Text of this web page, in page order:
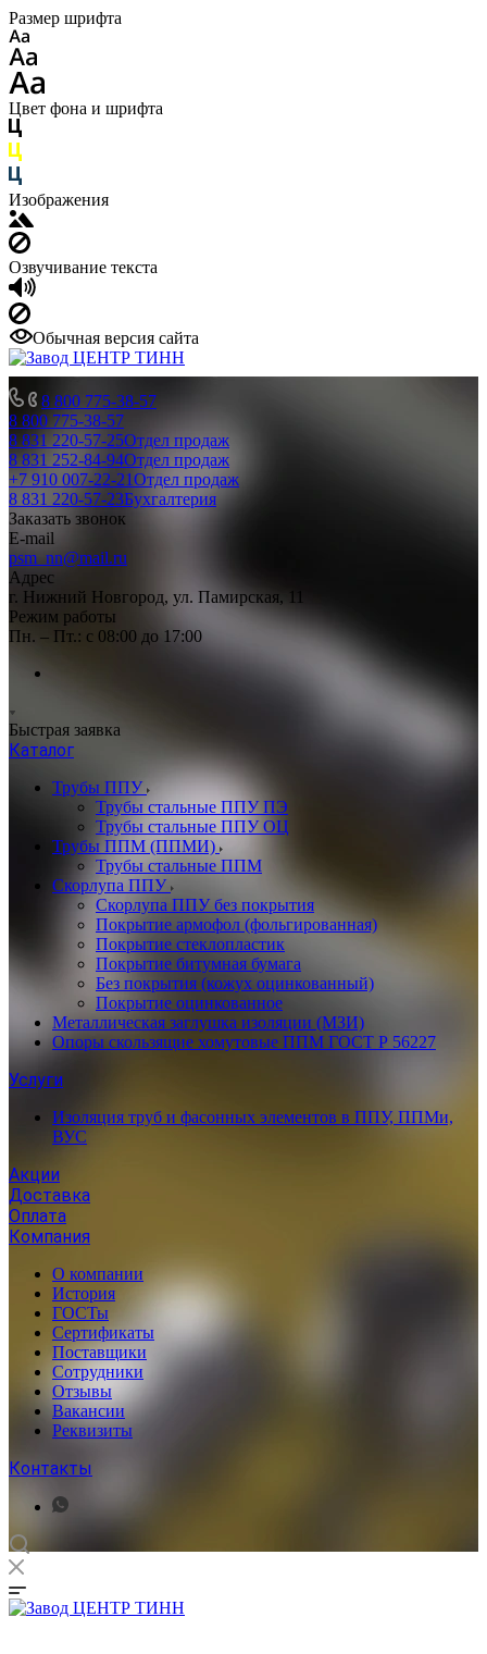
Размер шрифта
Цвет фона и шрифта
Изображения
Озвучивание текста
Обычная версия сайта
8 800 775-38-57
8 800 775-38-57
8 831 220-57-25Отдел продаж
8 831 252-84-94Отдел продаж
+7 910 007-22-21Отдел продаж
8 831 220-57-23Бухгалтерия
Заказать звонок
E-mail
psm_nn@mail.ru
Адрес
г. Нижний Новгород, ул. Памирская, 11
Режим работы
Пн. – Пт.: с 08:00 до 17:00
Быстрая заявка
Каталог
Трубы ППУ
Трубы стальные ППУ ПЭ
Трубы стальные ППУ ОЦ
Трубы ППМ (ППМИ)
Трубы стальные ППМ
Скорлупа ППУ
Скорлупа ППУ без покрытия
Покрытие армофол (фольгированная)
Покрытие стеклопластик
Покрытие битумная бумага
Без покрытия (кожух оцинкованный)
Покрытие оцинкованное
Металлическая заглушка изоляции (МЗИ)
Опоры скользящие хомутовые ППМ ГОСТ Р 56227
Услуги
Изоляция труб и фасонных элементов в ППУ, ППМи,
ВУС
Акции
Доставка
Оплата
Компания
О компании
История
ГОСТы
Сертификаты
Поставщики
Сотрудники
Отзывы
Вакансии
Реквизиты
Контакты